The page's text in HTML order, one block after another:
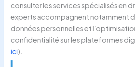
consulter les services spécialisés en
experts accompagnent notamment
données personnelles et
confidentialité sur les plateformes
ici).